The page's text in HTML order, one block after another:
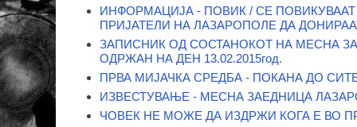
ИНФОРМАЦИЈА - ПОВИК / СЕ
ПРИЈАТЕЛИ НА ЛАЗАРОПОЛЕ ДА
ЗАПИСНИК ОД СОСТАНОКОТ НА МЕСНА
ОДРЖАН НА ДЕН 13.02.2015год.
ПРВА МИЈАЧКА СРЕДБА - ПОКАНА ДО
ИЗВЕСТУВАЊЕ - МЕСНА ЗАЕДНИЦА
ЧОВЕК НЕ МОЖЕ ДА ИЗДРЖИ КОГА Е ВО